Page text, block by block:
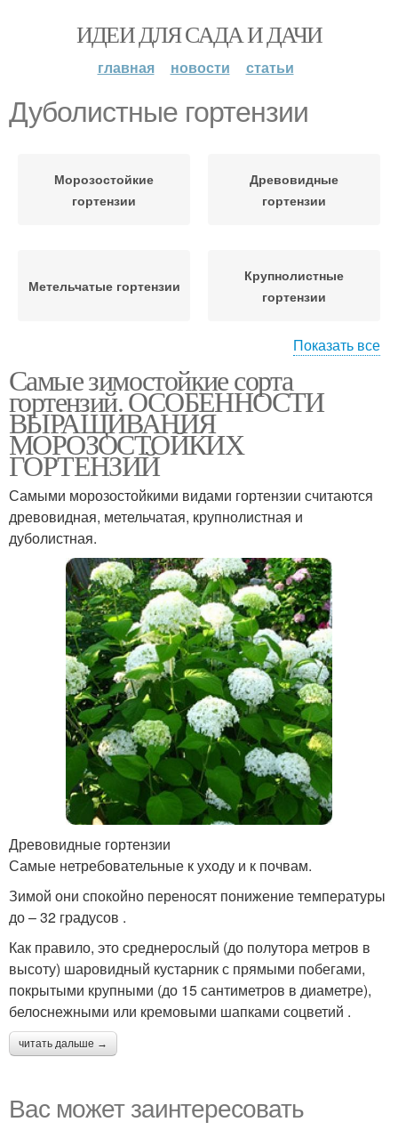
ИДЕИ ДЛЯ САДА И ДАЧИ
главная новости статьи
Дуболистные гортензии
Морозостойкие
гортензии
Древовидные
гортензии
Метельчатые гортензии
Крупнолистные
гортензии
Гортензии для сибири Метельчатая гортензия
Гортензия в открытом
грунте
подмосковья
Показать все
Самые зимостойкие сорта
гортензий. ОСОБЕННОСТИ
ВЫРАЩИВАНИЯ
МОРОЗОСТОЙКИХ
ГОРТЕНЗИЙ
Самыми морозостойкими видами гортензии считаются
древовидная, метельчатая, крупнолистная и
дуболистная.
Древовидные гортензии
Самые нетребовательные к уходу и к почвам.
Зимой они спокойно переносят понижение температуры
до – 32 градусов .
Как правило, это среднерослый (до полутора метров в
высоту) шаровидный кустарник с прямыми побегами,
покрытыми крупными (до 15 сантиметров в диаметре),
белоснежными или кремовыми шапками соцветий .
читать дальше →
Вас может заинтересовать